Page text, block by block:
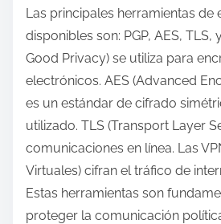
Las principales herramientas de
disponibles son: PGP, AES, TLS,
Good Privacy) se utiliza para
electrónicos. AES (Advanced
es un estándar de cifrado
utilizado. TLS (Transport Layer
comunicaciones en línea. Las
Virtuales) cifran el tráfico de
Estas herramientas son
proteger la comunicación